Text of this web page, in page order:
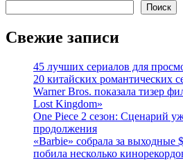
Поиск
Свежие записи
45 лучших сериалов для
20 китайских романтических
Warner Bros. показала тизер
Lost Kingdom»
One Piece 2 сезон: Сценарий
продолжения
«Barbie» собрала за
побила несколько